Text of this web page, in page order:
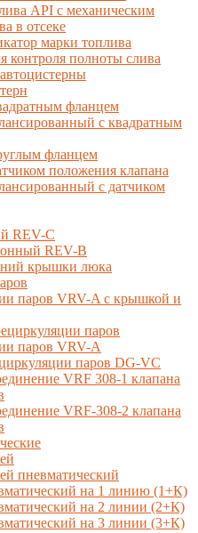
API с механическим
в отсеке
марки топлива
полноты слива
фланцем
с квадратным
фланцем
положения клапана
с датчиком
REV-C
REV-B
крышки люка
паров VRV-A с крышкой и
паров
паров VRV-A
паров DG-VC
VRF 308-1 клапана
VRF-308-2 клапана
пневматический
на 1 линию (1+К)
на 2 линии (2+К)
на 3 линии (3+К)